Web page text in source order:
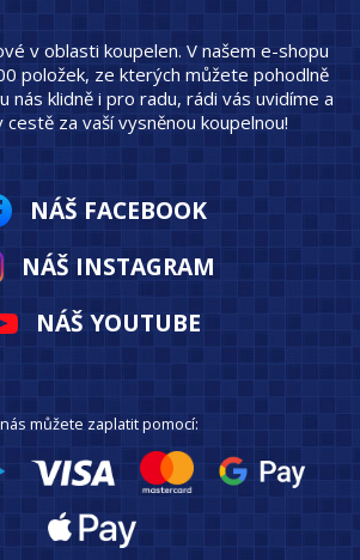
v oblasti koupelen. V našem e-shopu
položek, ze kterých můžete pohodlně
nás klidně i pro radu, rádi vás uvidíme a
za vaší vysněnou koupelnou!
NÁŠ FACEBOOK
NÁŠ INSTAGRAM
NÁŠ YOUTUBE
můžete zaplatit pomocí: